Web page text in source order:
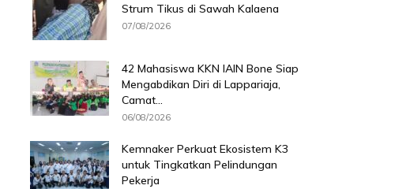
Strum Tikus di Sawah Kalaena
07/08/2026
42 Mahasiswa KKN IAIN Bone Siap
Mengabdikan Diri di Lappariaja,
Camat...
06/08/2026
Kemnaker Perkuat Ekosistem K3
untuk Tingkatkan Pelindungan
Pekerja